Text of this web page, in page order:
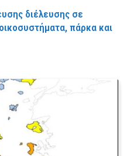
διέλευσης σε
πάρκα και